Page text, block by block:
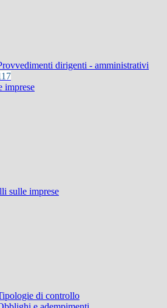
dirigenti - amministrativi
imprese
sulle imprese
di controllo